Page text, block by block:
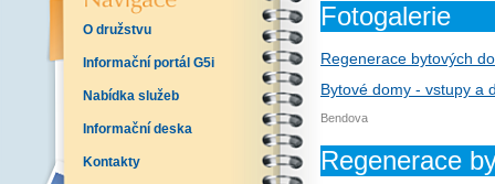
O družstvu
Informační portál G5i
Nabídka služeb
Informační deska
Kontakty
Fotogalerie
Regenerace bytových
Bytové domy - vstupy a
Bendova
Regenerace